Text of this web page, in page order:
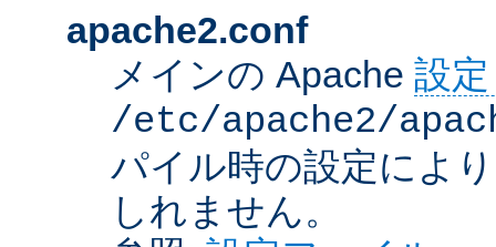
apache2.conf
メインの Apache 設
/etc/apache2/
パイル時の設定によ
しれません。